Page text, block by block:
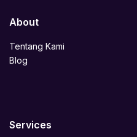
About
Tentang Kami
Blog
Services